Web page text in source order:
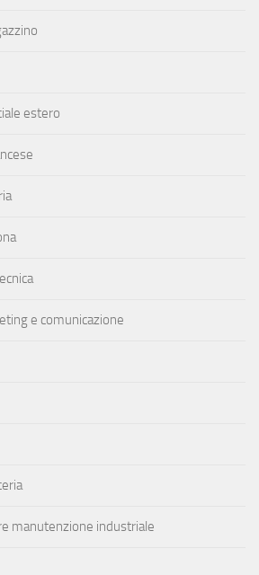
estero
e comunicazione
manutenzione industriale